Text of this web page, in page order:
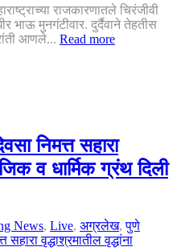
राजकारणातले चिरंजीवी
भाऊ मुनगंटीवार. दुर्दैवाने तेहतीस
आणले... Read more
निमत्त सहारा
व धार्मिक ग्रंथ दिली
News, Live, अग्रलेख,पुणे